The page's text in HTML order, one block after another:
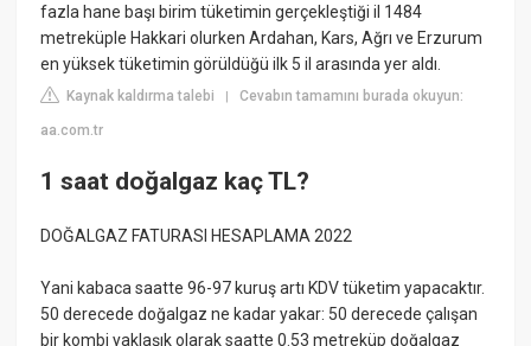
fazla hane başı birim tüketimin gerçekleştiği il 1484
metreküple Hakkari olurken Ardahan, Kars, Ağrı ve Erzurum
en yüksek tüketimin görüldüğü ilk 5 il arasında yer aldı.
Kaynak kaldırma talebi |Cevabın tamamını burada okuyun:
aa.com.tr
1 saat doğalgaz kaç TL?
DOĞALGAZ FATURASI HESAPLAMA 2022
Yani kabaca saatte 96-97 kuruş artı KDV tüketim yapacaktır.
50 derecede doğalgaz ne kadar yakar: 50 derecede çalışan
bir kombi yaklaşık olarak saatte 0.53 metreküp doğalgaz